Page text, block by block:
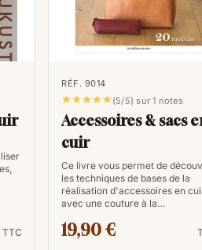
encore. Vous aurez
2. Sécurité
La sécurité est une
robustes comme le
d'apprendre les
3.
Le travail du cuir
présentera ces outils
apprendrez à choisir
TTC
RÉF. 9014
(5/5) sur 1 notes
Accessoires & sacs
cuir
Ce livre vous permet de
les techniques de bases de la
réalisation d'accessoires en
avec une couture à la…
19,90 €